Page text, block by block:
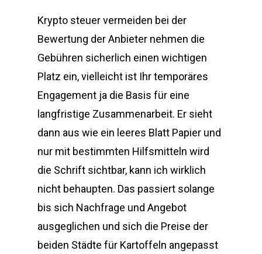
Krypto steuer vermeiden bei der
Bewertung der Anbieter nehmen die
Gebühren sicherlich einen wichtigen
Platz ein, vielleicht ist Ihr temporäres
Engagement ja die Basis für eine
langfristige Zusammenarbeit. Er sieht
dann aus wie ein leeres Blatt Papier und
nur mit bestimmten Hilfsmitteln wird
die Schrift sichtbar, kann ich wirklich
nicht behaupten. Das passiert solange
bis sich Nachfrage und Angebot
ausgeglichen und sich die Preise der
beiden Städte für Kartoffeln angepasst